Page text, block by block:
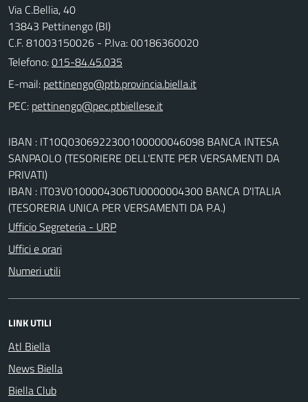
Via C.Bellia, 40
13843 Pettinengo (BI)
C.F. 81003150026 - P.Iva: 00186360020
Telefono:015-84.45.035
E-mail:
PEC:
IBAN : IT10Q0306922300100000046098 BANCA INTESA
SANPAOLO (TESORIERE DELL'ENTE PER VERSAMENTI DA
PRIVATI)
IBAN : IT03V0100004306TU0000004300 BANCA D'ITALIA
(TESORERIA UNICA PER VERSAMENTI DA P.A.)
Ufficio Segreteria - URP
Uffici e orari
Numeri utili
LINK UTILI
Atl Biella
News Biella
Biella Club